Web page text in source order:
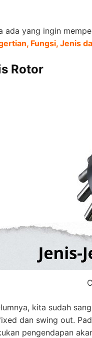
ada yang ingin
Fungsi, Jenis
Rotor
kita sudah
dan swing out.
pengendapan